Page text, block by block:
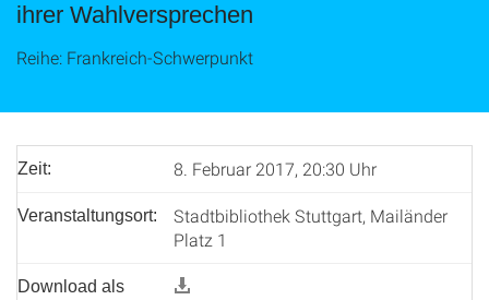
ihrer Wahlversprechen
Reihe: Frankreich-Schwerpunkt
Zeit: 8. Februar 2017, 20:30 Uhr
Veranstaltungsort:
Stadtbibliothek Stuttgart, Mailänder
Platz 1
Download als